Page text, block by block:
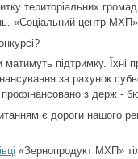
територіальних
«Соціальний центр
підтримку. Їхні
за рахунок
з держ -
є дороги нашого
«Зернопродукт МХП»